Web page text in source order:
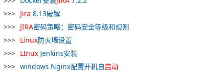
Jira 8.13破解
JIRA密码策略：密码安全等级和规则
Linux防火墙设置
LInux Jenkins安装
windows Nginx配置开机自启动